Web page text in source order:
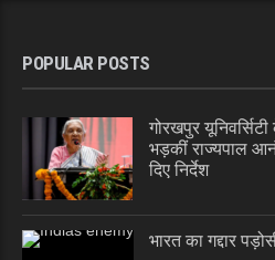
POPULAR POSTS
गोरखपुर
भड़कीं राज्यपाल
दिए निर्देश
भारत का गद्दार